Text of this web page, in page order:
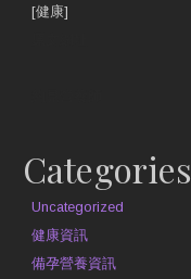
[健康]
Categories
Uncategorized
健康資訊
備孕營養資訊